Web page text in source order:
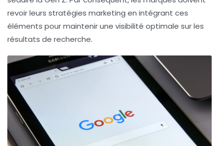
revoir leurs stratégies marketing en intégrant ces
éléments pour maintenir une visibilité optimale sur les
résultats de recherche.